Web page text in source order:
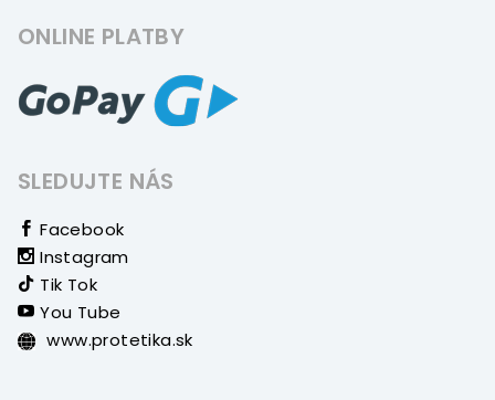
ONLINE PLATBY
SLEDUJTE NÁS
Facebook
Instagram
Tik Tok
You Tube
www.protetika.sk